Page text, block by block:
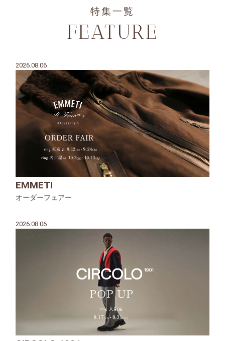
特集一覧
FEATURE
2026.08.06
EMMETI
オーダーフェアー
2026.08.06